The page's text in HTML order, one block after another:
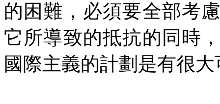
的困難，必須要全部考
它所導致的抵抗的同時
國際主義的計劃是有很